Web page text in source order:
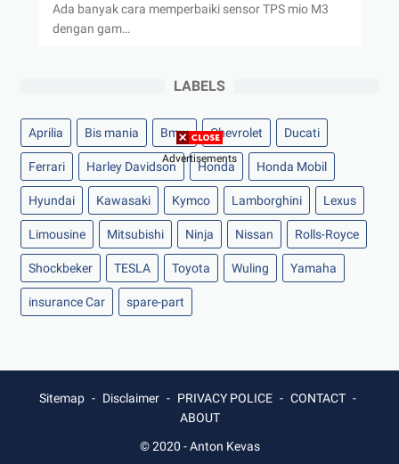
Ada banyak cara memperbaiki sensor TPS mio M3
dengan gam…
LABELS
Aprilia Bis mania Bmw Chevrolet Ducati
Ferrari Harley Davidson Honda Honda Mobil
Hyundai Kawasaki Kymco Lamborghini Lexus
Limousine Mitsubishi Ninja Nissan Rolls-Royce
Shockbeker TESLA Toyota Wuling Yamaha
insurance Car spare-part
Sitemap Disclaimer PRIVACY POLICE
CONTACT
ABOUT
© 2020 -Anton Kevas
Advertisements